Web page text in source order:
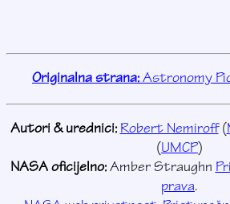
Originalna strana: Astronomy
Autori & urednici: Robert Nemiroff(
(UMCP)
NASA oficijelno: Amber Straughn
prava.